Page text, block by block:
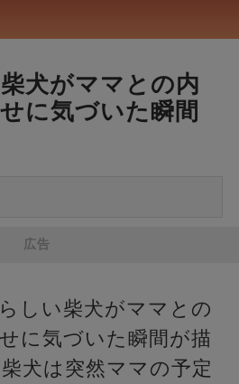
犬がママとの内
に気づいた瞬間
広告
しい柴犬がママとの
に気づいた瞬間が描
犬は突然ママの予定